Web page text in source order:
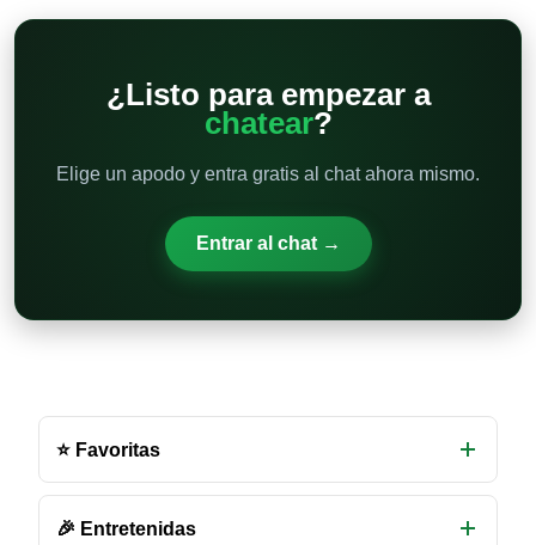
¿Listo para empezar a
chatear?
Elige un apodo y entra gratis al chat ahora mismo.
Entrar al chat →
de
chat
disponibles
⭐ Favoritas
🎉 Entretenidas